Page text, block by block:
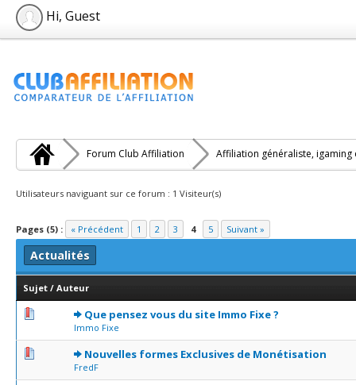
Hi, Guest
Forum Club Affiliation Affiliation généraliste, igaming
Utilisateurs naviguant sur ce forum : 1 Visiteur(s)
Pages (5) : « Précédent 1 2 3 4 5 Suivant »
Actualités
Sujet / Auteur
Que pensez vous du site Immo Fixe ?
Immo Fixe
0 Votes - 0 sur 5 en moyenne
1234 5
Nouvelles formes Exclusives de Monétisation
FredF
0 Votes - 0 sur 5 en moyenne
12345